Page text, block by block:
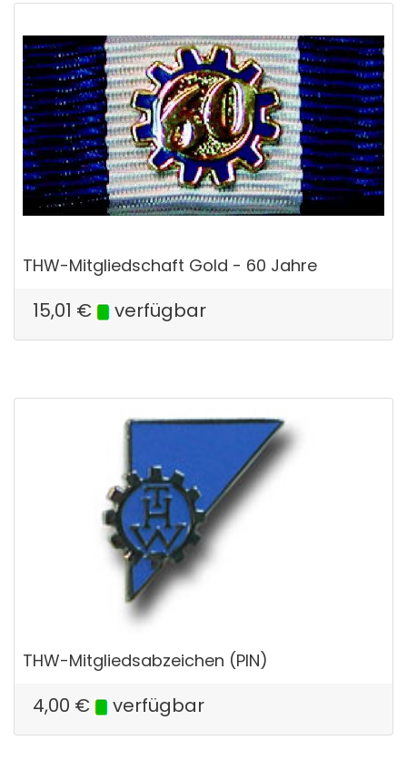
THW-Mitgliedschaft Gold - 60 Jahre
15,01 € verfügbar
THW-Mitgliedsabzeichen (PIN)
4,00 € verfügbar